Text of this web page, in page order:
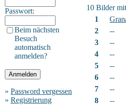
Passwort:
Beim nächsten
Besuch
automatisch
anmelden?
» Password vergessen
» Registrierung
10 Bilder
1
2
--
3
--
4
--
5
--
6
--
7
--
8
--